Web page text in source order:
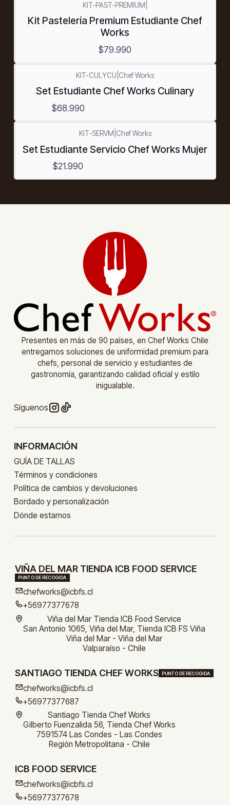
KIT-PAST-PREMIUM
Kit Pastelería Premium Estudiante Chef
Works
$79.990
KIT-CULYCU Chef Works
Set Estudiante Chef Works Culinary
$68.990
KIT-SERVM Chef Works
Set Estudiante Servicio Chef Works Mujer
$21.990
Presentes en más de 90 países, en Chef Works Chile
entregamos soluciones de uniformidad premium para
chefs, personal de servicio y estudiantes de
gastronomía, garantizando calidad oficial y estilo
inigualable.
Síguenos
INFORMACIÓN
GUÍA DE TALLAS
Términos y condiciones
Política de cambios y devoluciones
Bordado y personalización
Dónde estamos
VIÑA DEL MAR TIENDA ICB FOOD SERVICE
PUNTO DE RECOGIDA
chefworks@icbfs.cl
+56977377678
Viña del Mar Tienda ICB Food Service
San Antonio 1065, Viña del Mar, Tienda ICB FS Viña
Viña del Mar - Viña del Mar
Valparaíso - Chile
SANTIAGO TIENDA CHEF WORKS PUNTO DE RECOGIDA
chefworks@icbfs.cl
+56977377687
Santiago Tienda Chef Works
Gilberto Fuenzalida 56, Tienda Chef Works
7591574 Las Condes - Las Condes
Región Metropolitana - Chile
ICB FOOD SERVICE
chefworks@icbfs.cl
+56977377678